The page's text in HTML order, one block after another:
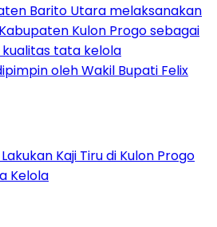
Kaji Tiru di Kulon Progo
Kelola